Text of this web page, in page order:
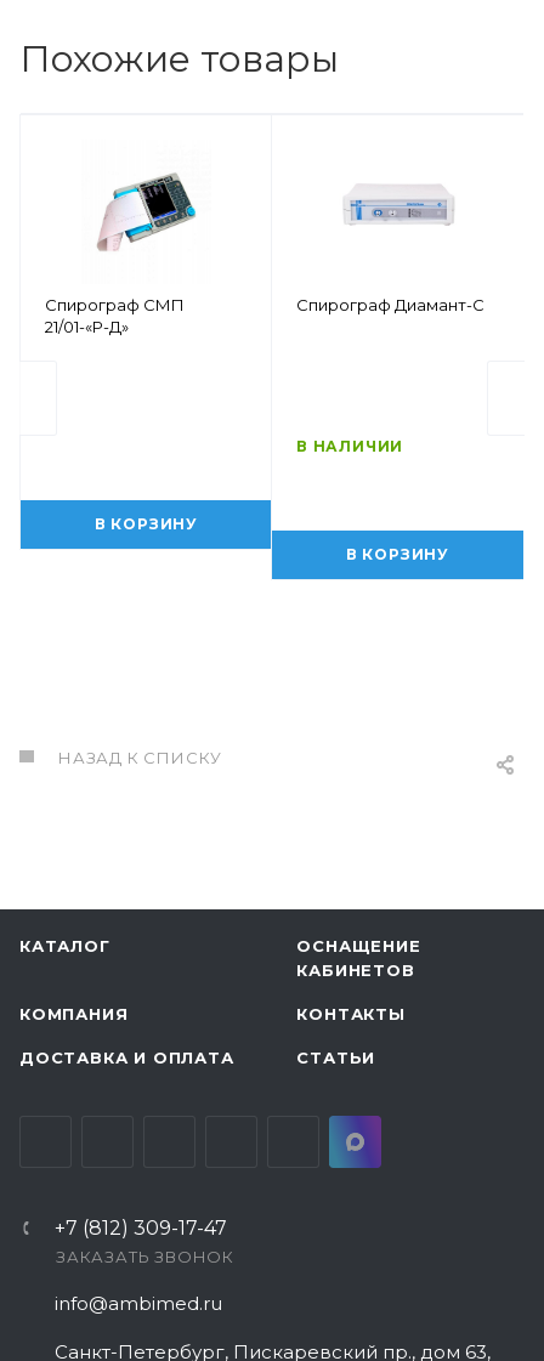
Похожие товары
Спирограф СМП
21/01-«Р-Д»
В КОРЗИНУ
Спирограф Диамант-С
В НАЛИЧИИ
В КОРЗИНУ
НАЗАД К СПИСКУ
КАТАЛОГ
ОСНАЩЕНИЕ
КАБИНЕТОВ
КОМПАНИЯ КОНТАКТЫ
ДОСТАВКА И ОПЛАТА СТАТЬИ
+7 (812) 309-17-47
ЗАКАЗАТЬ ЗВОНОК
info@ambimed.ru
Санкт-Петербург, Пискаревский пр., дом 63,